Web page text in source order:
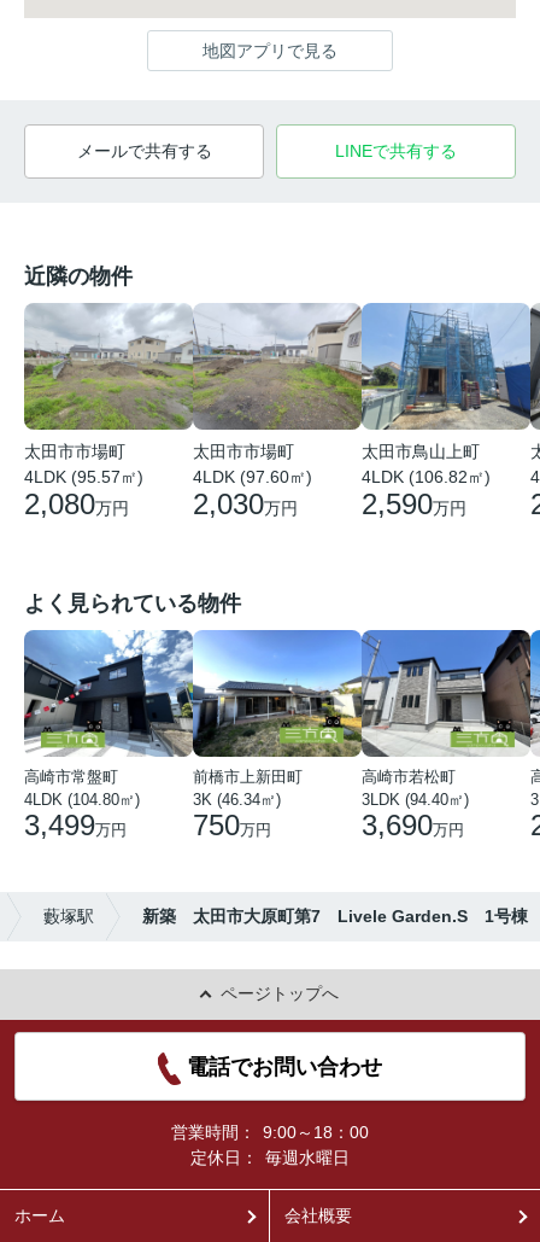
地図アプリで見る
メールで共有する LINEで共有する
近隣の物件
太田市市場町
4LDK (95.57㎡)
2,080万円
太田市市場町
4LDK (97.60㎡)
2,030万円
太田市鳥山上町
4LDK (106.82㎡)
2,590万円
よく見られている物件
高崎市常盤町
4LDK (104.80㎡)
3,499万円
前橋市上新田町
3K (46.34㎡)
750万円
高崎市若松町
3LDK (94.40㎡)
3,690万円
藪塚駅 新築 太田市大原町第7 Livele Garden.S 1号棟
ページトップへ
電話でお問い合わせ
営業時間：
9:00～18：00
定休日：
毎週水曜日
ホーム 会社概要